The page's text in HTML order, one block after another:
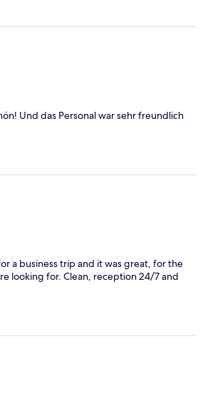
Und das Personal war sehr freundlich
a business trip and it was great, for the
looking for. Clean, reception 24/7 and